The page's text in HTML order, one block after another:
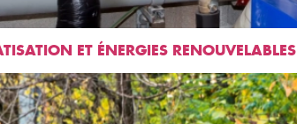
ET ÉNERGIES RENOUVELABLES